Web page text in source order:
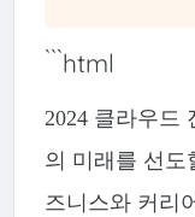
```html
2024 클라우드
의 미래를 선도
즈니스와 커리